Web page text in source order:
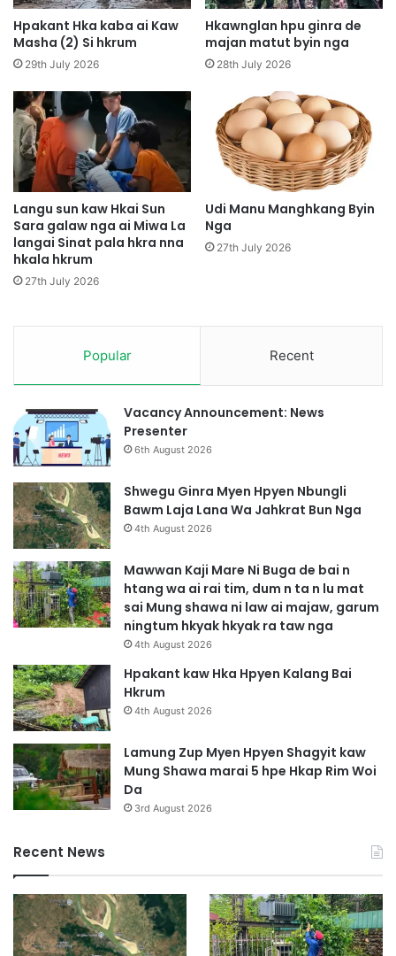
i
a
w
m
A
M
a
a
w
M
u
n
a
u
m
N
’
t
a
H
r
u
H
t
n
N
g
a
g
N
g
a
i
o
k
a
n
g
M
N
D
n
S
h
i
n
g
g
y
m
A
h
k
w
A
h
k
a
n
g
T
t
L
a
i
N
g
Hpakant Hka kaba ai Kaw
Masha (2) Si hkrum
29th July 2026
Hkawnglan hpu ginra de
majan matut byin nga
28th July 2026
Langu sun kaw Hkai Sun
Sara galaw nga ai Miwa La
langai Sinat pala hkra nna
hkala hkrum
27th July 2026
Udi Manu Manghkang Byin
Nga
27th July 2026
Popular Recent
Vacancy Announcement: News
Presenter
6th August 2026
Shwegu Ginra Myen Hpyen Nbungli
Bawm Laja Lana Wa Jahkrat Bun Nga
4th August 2026
Mawwan Kaji Mare Ni Buga de bai n
htang wa ai rai tim, dum n ta n lu mat
sai Mung shawa ni law ai majaw, garum
ningtum hkyak hkyak ra taw nga
4th August 2026
Hpakant kaw Hka Hpyen Kalang Bai
Hkrum
4th August 2026
Lamung Zup Myen Hpyen Shagyit kaw
Mung Shawa marai 5 hpe Hkap Rim Woi
Da
3rd August 2026
Recent News